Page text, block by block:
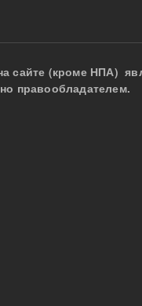
сайте (кроме НПА)
правообладателем.